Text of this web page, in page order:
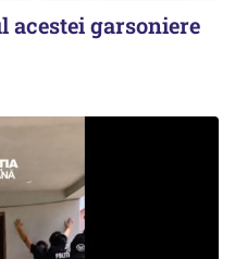
acestei garsoniere